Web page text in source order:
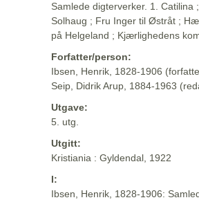
Samlede digterverker. 1. Catilina
Solhaug ; Fru Inger til Østråt ;
på Helgeland ; Kjærlighedens
Forfatter/person:
Ibsen, Henrik, 1828-1906
Seip, Didrik Arup, 1884-1963
Utgave:
5. utg.
Utgitt:
Kristiania : Gyldendal, 1922
I:
Ibsen, Henrik, 1828-1906: